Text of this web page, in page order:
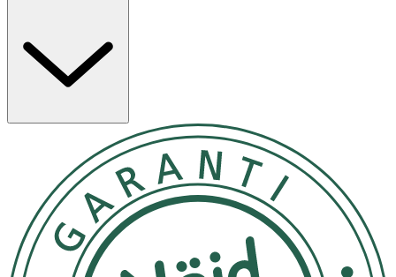
väskan under sommarens aktiviteter i naturen.
Egenskaper
- Hudsalva med svalkande känsla
- Innehåller beta-glukan från havre
- Oparfymerad
- Praktisk att ta med vid vistelse i naturen
Användning